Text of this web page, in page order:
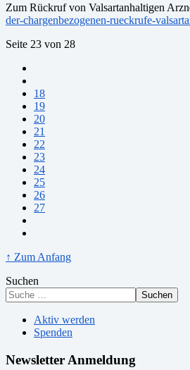
Zum Rückruf von Valsartanhaltigen
der-chargenbezogenen-rueckrufe-
Seite 23 von 28
18
19
20
21
22
23
24
25
26
27
↑ Zum Anfang
Suchen
Suchen
Aktiv werden
Spenden
Newsletter Anmeldung